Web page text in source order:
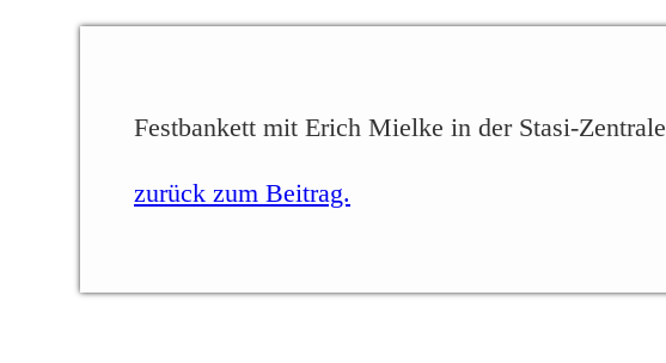
Festbankett mit Erich Mielke in der Stasi-Zentrale
zurück zum Beitrag.